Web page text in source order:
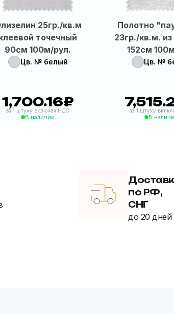
25гр./кв.м
точечный
90см 100м/рул.
Цв. № белый
1,700.16₽
за 1 штуку включая НДС
В наличии
|1,700.16₽
Полотно
23гр./кв.м.
152см
Цв. №
за 1 штуку
В
|
по РФ,
СНГ
до 20 дней